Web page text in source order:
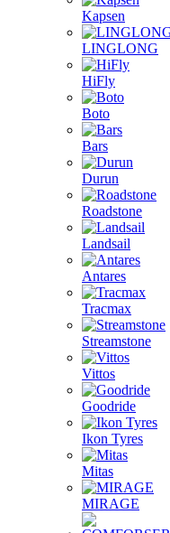
Kapsen
LINGLONG
HiFly
Boto
Bars
Durun
Roadstone
Landsail
Antares
Tracmax
Streamstone
Vittos
Goodride
Ikon Tyres
Mitas
MIRAGE